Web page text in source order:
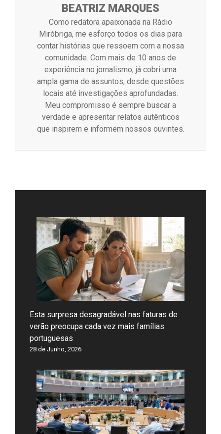
BEATRIZ MARQUES
Como redatora apaixonada na Rádio
Miróbriga, me esforço todos os dias para
contar histórias que ressoem com a nossa
comunidade. Com mais de 10 anos de
experiência no jornalismo, já cobri uma
ampla gama de assuntos, desde questões
locais até investigações aprofundadas.
Meu compromisso é sempre buscar a
verdade e apresentar relatos autênticos
que inspirem e informem nossos ouvintes.
Esta surpresa desagradável nas faturas de
verão preocupa cada vez mais famílias
portuguesas
28 de Junho, 2026